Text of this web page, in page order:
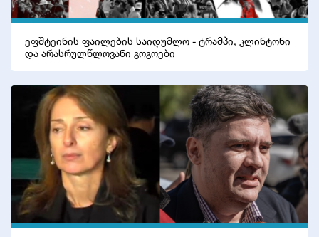
ეფშტეინის ფაილების საიდუმლო - ტრამპი, კლინტონი
და არასრულწლოვანი გოგოები